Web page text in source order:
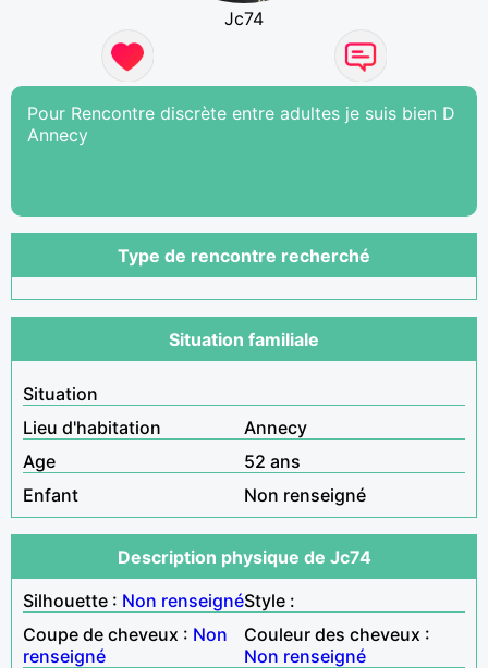
Jc74
Pour Rencontre discrète entre adultes je suis bien D
Annecy
Type de rencontre recherché
Situation familiale
Situation
Lieu d'habitation
Annecy
Age
52 ans
Enfant
Non renseigné
Description physique de Jc74
Silhouette : Non renseignéStyle :
Coupe de cheveux : Non
renseigné
Couleur des cheveux :
Non renseigné